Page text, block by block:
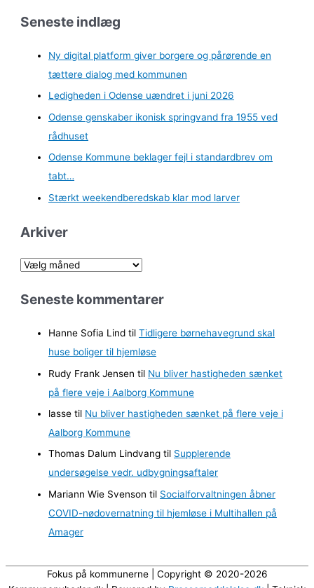
Seneste indlæg
Ny digital platform giver borgere og pårørende en
tættere dialog med kommunen
Ledigheden i Odense uændret i juni 2026
Odense genskaber ikonisk springvand fra 1955 ved
rådhuset
Odense Kommune beklager fejl i standardbrev om
tabt…
Stærkt weekendberedskab klar mod larver
Arkiver
A
k
Seneste kommentarer
Hanne Sofia Lind tilTidligere børnehavegrund skal
huse boliger til hjemløse
Rudy Frank Jensen til Nu bliver hastigheden sænket
på flere veje i Aalborg Kommune
lasse til Nu bliver hastigheden sænket på flere veje i
Aalborg Kommune
Thomas Dalum Lindvang til Supplerende
undersøgelse vedr. udbygningsaftaler
Mariann Wie Svenson til Socialforvaltningen åbner
COVID-nødovernatning til hjemløse i Multihallen på
Amager
Fokus på kommunerne | Copyright © 2020-2026